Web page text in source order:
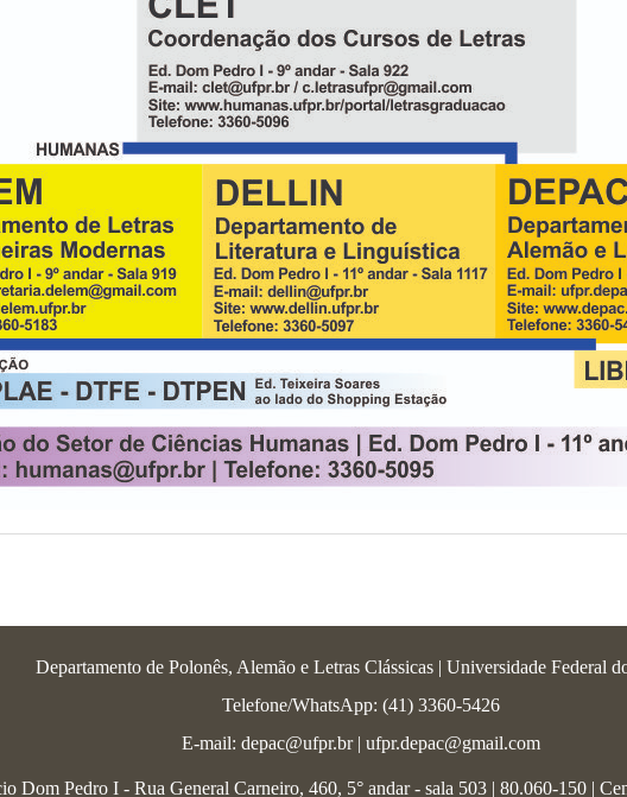
Departamento de Polonês, Alemão e Letras Clássicas | Universidade Federal
Telefone/WhatsApp: (41) 3360-5426
E-mail: depac@ufpr.br | ufpr.depac@gmail.com
Dom Pedro I - Rua General Carneiro, 460, 5° andar - sala 503 | 80.060-150 |